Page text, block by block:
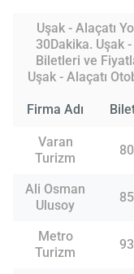
Uşak - Alaçatı
30Dakika. Uşak -
Biletleri ve
Uşak - Alaçatı
Firma Adı
Varan
Turizm
Ali Osman
Ulusoy
Metro
Turizm